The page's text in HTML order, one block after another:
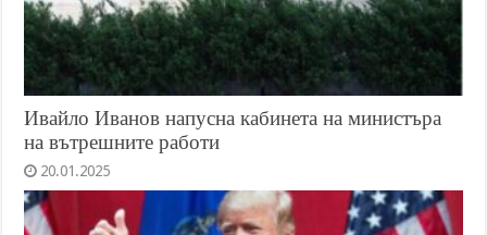
Ивайло Иванов напусна кабинета на министъра
на вътрешните работи
20.01.2025